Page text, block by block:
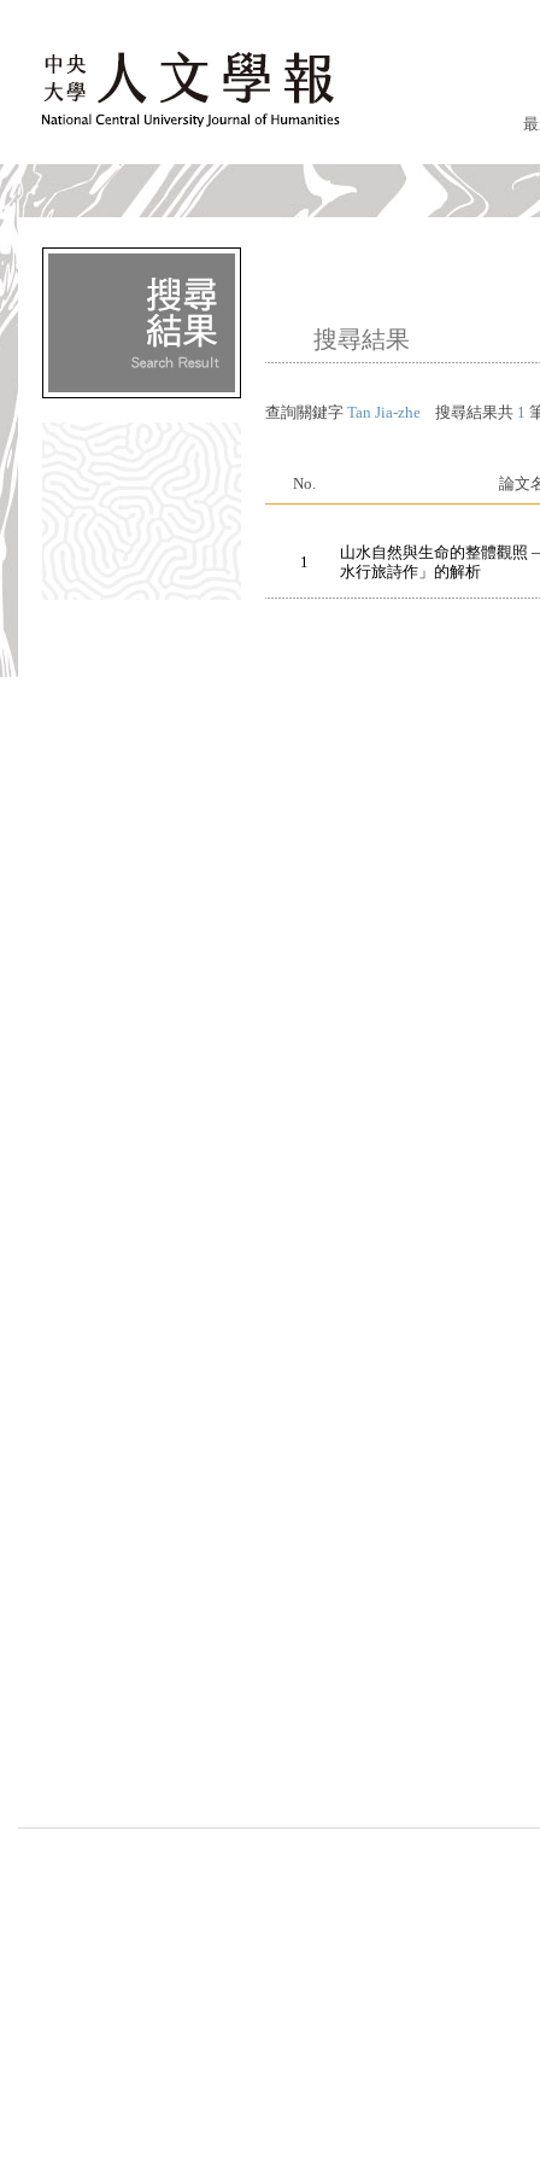
搜尋結果
查詢關鍵字 Tan Jia-zhe 搜尋結果共 1
No. 論文
1
山水自然與生命的整體觀照
水行旅詩作」的解析